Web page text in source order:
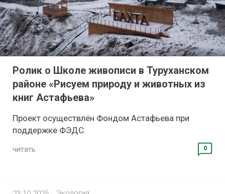
Ролик о Школе живописи в Туруханском
районе «Рисуем природу и животных из
книг Астафьева»
Проект осуществлён Фондом Астафьева при
поддержке ФЭДС.
читать 0